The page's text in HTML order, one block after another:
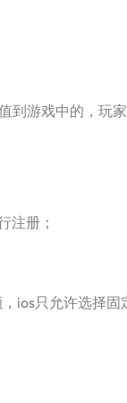
游戏中的，玩
注册；
只允许选择固